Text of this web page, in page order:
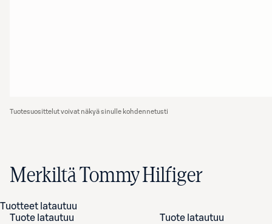
Tuotesuosittelut voivat näkyä sinulle kohdennetusti
Merkiltä Tommy Hilfiger
Tuotteet latautuu
Tuote latautuu
Tuote latautuu